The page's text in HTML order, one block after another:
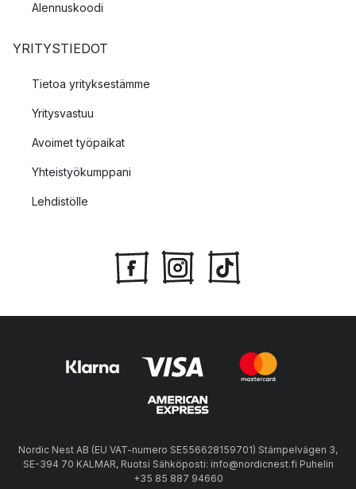
Alennuskoodi
YRITYSTIEDOT
Tietoa yrityksestämme
Yritysvastuu
Avoimet työpaikat
Yhteistyökumppani
Lehdistölle
Nordic Nest AB (EU VAT-numero SE556628159701) Stämpelvägen 3,
SE-394 70 KALMAR, Ruotsi Sähköposti: info@nordicnest.fi Puhelin
+35 85 887 94660